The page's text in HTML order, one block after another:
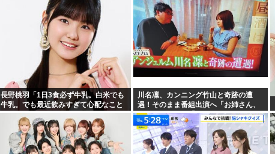
長野桃羽「1日3食必ず牛乳。白米でも
牛乳。でも最近飲みすぎて心配なこと
が…」
川名凜、カンニング竹山と奇跡の遭
遇！そのまま番組出演へ「お姉さん、
飲みません？」「アンジュルムで…」